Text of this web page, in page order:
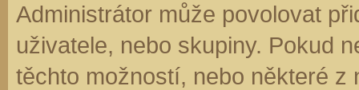
Administrátor může povolovat
uživatele, nebo skupiny. Pokud
těchto možností, nebo některé z